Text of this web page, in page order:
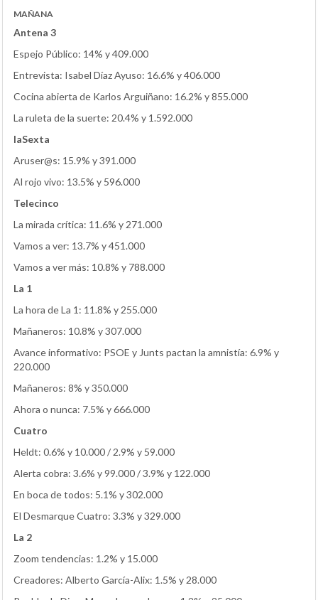
MAÑANA
Antena 3
Espejo Público: 14% y 409.000
Entrevista: Isabel Díaz Ayuso: 16.6% y 406.000
Cocina abierta de Karlos Arguiñano: 16.2% y 855.000
La ruleta de la suerte: 20.4% y 1.592.000
laSexta
Aruser@s: 15.9% y 391.000
Al rojo vivo: 13.5% y 596.000
Telecinco
La mirada crítica: 11.6% y 271.000
Vamos a ver: 13.7% y 451.000
Vamos a ver más: 10.8% y 788.000
La 1
La hora de La 1: 11.8% y 255.000
Mañaneros: 10.8% y 307.000
Avance informativo: PSOE y Junts pactan la amnistía: 6.9% y
220.000
Mañaneros: 8% y 350.000
Ahora o nunca: 7.5% y 666.000
Cuatro
Heldt: 0.6% y 10.000 / 2.9% y 59.000
Alerta cobra: 3.6% y 99.000 / 3.9% y 122.000
En boca de todos: 5.1% y 302.000
El Desmarque Cuatro: 3.3% y 329.000
La 2
Zoom tendencias: 1.2% y 15.000
Creadores: Alberto García-Alix: 1.5% y 28.000